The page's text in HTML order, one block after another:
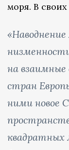
моря. В
на
стран
ними новое
квадратных